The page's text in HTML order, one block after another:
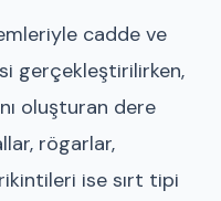
cadde ve
gerçekleştirilirken,
oluşturan dere
rögarlar,
ise sırt tipi